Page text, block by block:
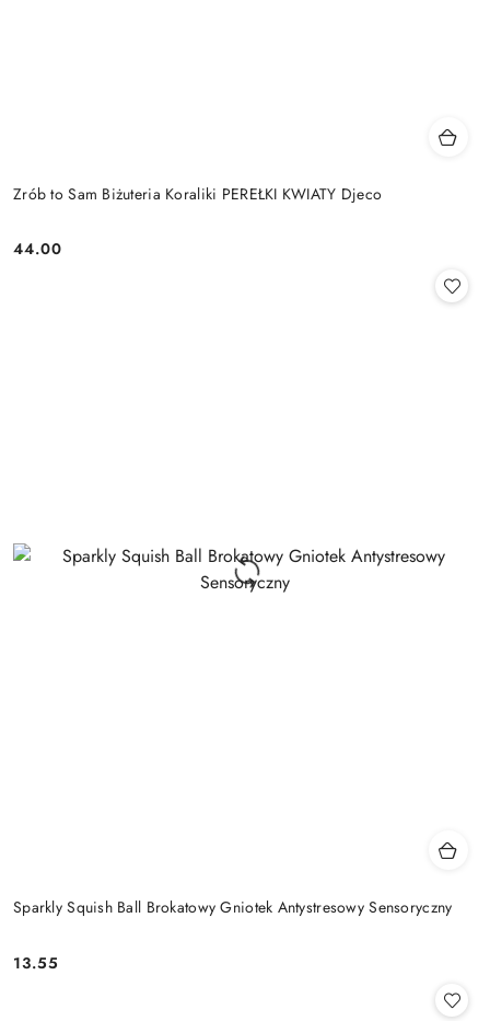
Zrób to Sam Biżuteria Koraliki PEREŁKI KWIATY Djeco
Cena:
44.00
Sparkly Squish Ball Brokatowy Gniotek Antystresowy Sensoryczny
Cena:
13.55